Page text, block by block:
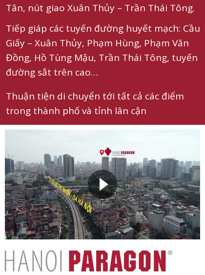
Tân, nút giao Xuân Thủy – Trần Thái Tông.
Tiếp giáp các tuyến đường huyết mạch: Cầu
Giấy – Xuân Thủy, Phạm Hùng, Phạm Văn
Đồng, Hồ Tùng Mậu, Trần Thái Tông, tuyến
đường sắt trên cao…
Thuận tiện di chuyển tới tất cả các điểm
trong thành phố và tỉnh lân cận